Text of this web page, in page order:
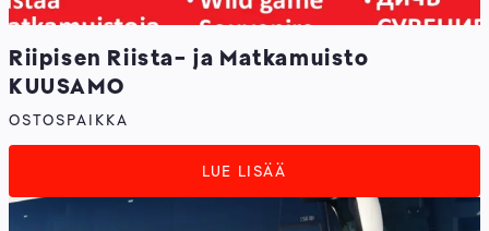
Riipisen Riista- ja Matkamuisto
KUUSAMO
OSTOSPAIKKA
LUE LISÄÄ